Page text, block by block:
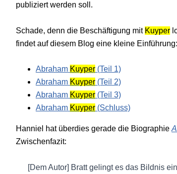
publiziert werden soll.
Schade, denn die Beschäftigung mit Kuyper
findet auf diesem Blog eine kleine Einführung:
Abraham Kuyper (Teil 1)
Abraham Kuyper (Teil 2)
Abraham Kuyper (Teil 3)
Abraham Kuyper (Schluss)
Hanniel hat überdies gerade die Biographie
Zwischenfazit:
[Dem Autor] Bratt gelingt es das Bildnis